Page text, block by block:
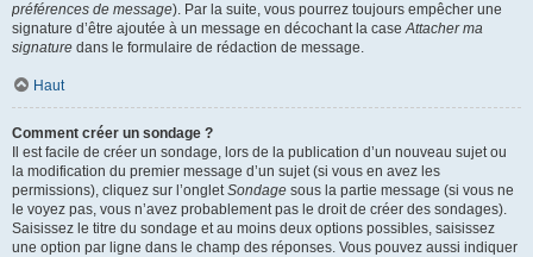
préférences de message). Par la suite, vous pourrez toujours empêcher une
signature d’être ajoutée à un message en décochant la caseAttacher ma
signature dans le formulaire de rédaction de message.
Haut
Comment créer un sondage ?
Il est facile de créer un sondage, lors de la publication d’un nouveau sujet ou
la modification du premier message d’un sujet (si vous en avez les
permissions), cliquez sur l’ongletSondage sous la partie message (si vous ne
le voyez pas, vous n’avez probablement pas le droit de créer des sondages).
Saisissez le titre du sondage et au moins deux options possibles, saisissez
une option par ligne dans le champ des réponses. Vous pouvez aussi indiquer